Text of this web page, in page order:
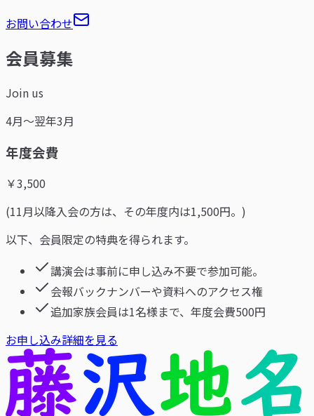
お問い合わせ
会員募集
Join us
4月～翌年3月
年度会費
￥3,500
(11月以降入会の方は、その年度内は1,500円。)
以下、会員限定の特典を得られます。
講演会は事前に申し込み不要で参加可能。
会報バックナンバーや資料へのアクセス権
追加家族会員は1名様まで、年度会費500円
お申し込み詳細を見る